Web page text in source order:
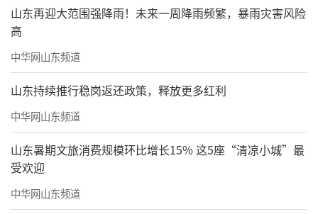
山东再迎大范围强降雨！未来一周降雨频繁，暴雨灾害风险
高
中华网山东频道
山东持续推行稳岗返还政策，释放更多红利
中华网山东频道
山东暑期文旅消费规模环比增长15% 这5座“清凉小城”最
受欢迎
中华网山东频道